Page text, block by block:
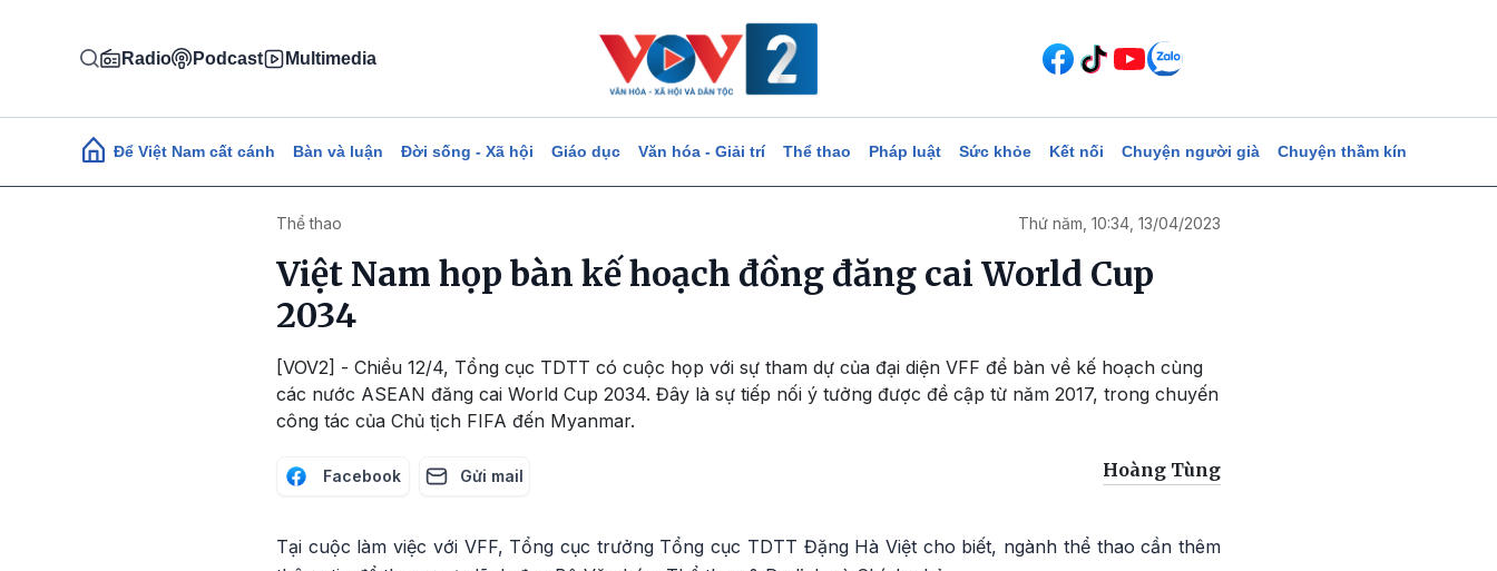
Radio Podcast Multimedia
Main navigation
Để Việt Nam cất cánh Bàn và luận Đời sống - Xã hội Giáo dục Văn hóa - Giải trí Thể thao Pháp luật Sức khỏe Kết nối Chuyện người già Chuyện thầm kín
Thể thao Thứ năm, 10:34, 13/04/2023
Việt Nam họp bàn kế hoạch đồng đăng cai World Cup
2034
[VOV2] - Chiều 12/4, Tổng cục TDTT có cuộc họp với sự tham dự của đại diện VFF để bàn về kế hoạch cùng
các nước ASEAN đăng cai World Cup 2034. Đây là sự tiếp nối ý tưởng được đề cập từ năm 2017, trong chuyến
công tác của Chủ tịch FIFA đến Myanmar.
Facebook Gửi mail Hoàng Tùng
Tại cuộc làm việc với VFF, Tổng cục trưởng Tổng cục TDTT Đặng Hà Việt cho biết, ngành thể thao cần thêm